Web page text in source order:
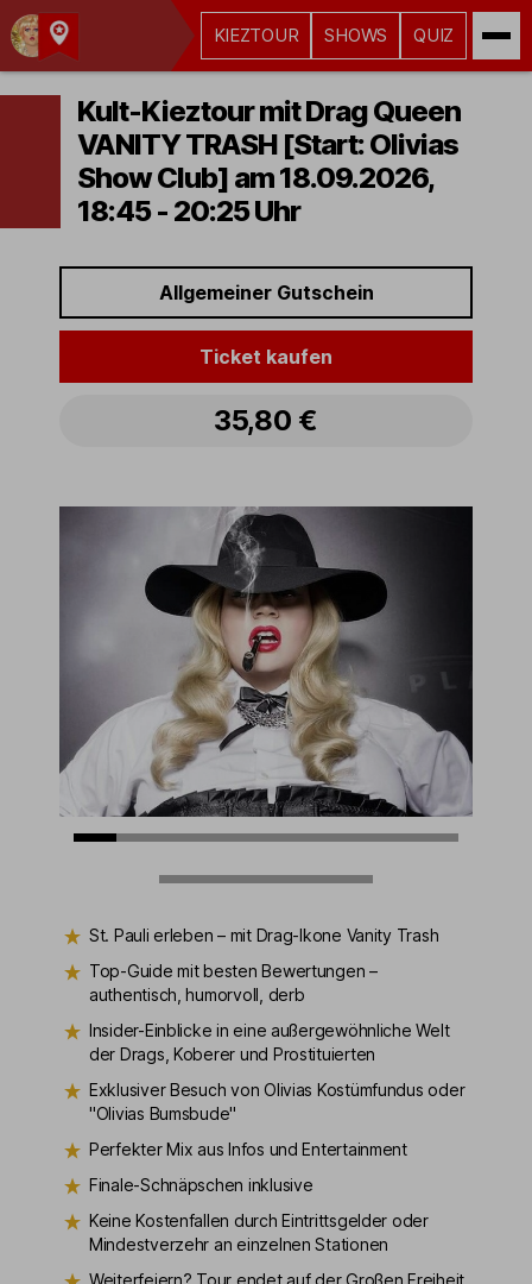
Kult-
Kieztouren
Hamburg
KIEZTOUR SHOWS QUIZ
Kult-Kieztour mit Drag Queen
VANITY TRASH [Start: Olivias
Show Club] am 18.09.2026,
18:45 - 20:25 Uhr
Allgemeiner Gutschein
Ticket kaufen
35,80 €
St. Pauli erleben – mit Drag-Ikone Vanity Trash
Top-Guide mit besten Bewertungen –
authentisch, humorvoll, derb
Insider-Einblicke in eine außergewöhnliche Welt
der Drags, Koberer und Prostituierten
Exklusiver Besuch von Olivias Kostümfundus oder
"Olivias Bumsbude"
Perfekter Mix aus Infos und Entertainment
Finale-Schnäpschen inklusive
Keine Kostenfallen durch Eintrittsgelder oder
Mindestverzehr an einzelnen Stationen
Weiterfeiern? Tour endet auf der Großen Freiheit